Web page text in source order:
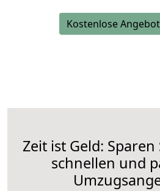
Kostenlose
Zeit ist Geld:
schnellen und